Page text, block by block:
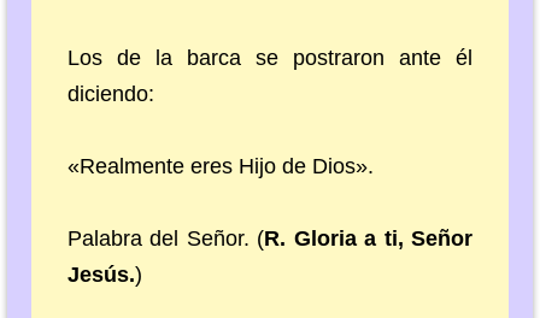
Los de la barca se postraron ante él
diciendo:
«Realmente eres Hijo de Dios».
Palabra del Señor. (R. Gloria a ti, Señor
Jesús.)